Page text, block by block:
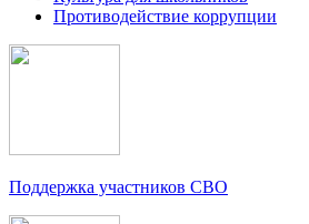
Противодействие коррупции
Поддержка участников СВО